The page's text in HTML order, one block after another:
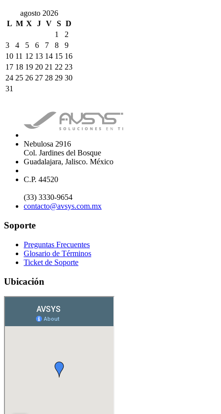
agosto 2026
L M X J V S D
1
2
3
4 5 6 7 8
9
10 11 12 13 14 15 16
17 18 19 20 21 22 23
24 25 26 27 28 29 30
31
Nebulosa 2916
Col. Jardines del Bosque
Guadalajara, Jalisco. México
C.P. 44520
(33) 3330-9654
contacto@avsys.com.mx
Soporte
Preguntas Frecuentes
Glosario de Términos
Ticket de Soporte
Ubicación